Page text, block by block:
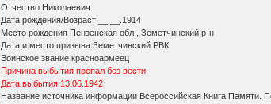
Отчество Николаевич
Дата рождения/Возраст __.__.1914
Место рождения Пензенская обл., Земетчинский р-н
Дата и место призыва Земетчинский РВК
Воинское звание красноармеец
Причина выбытия пропал без вести
Дата выбытия 13.06.1942
Название источника информации Всероссийская Книга Памяти.